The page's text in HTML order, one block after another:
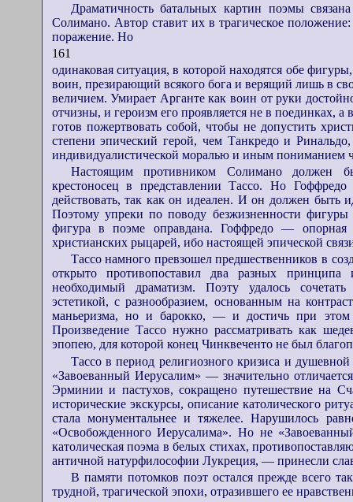
Драматичность батальных картин поэмы
Солимано. Автор ставит их в трагическое
поражение. Но
161
одинаковая ситуация, в которой находятся обе
воин, презирающий всякого бога и верящий лишь в
величием. Умирает Арганте как воин от руки
отчизны, и героизм его проявляется не в поединках,
готов пожертвовать собой, чтобы не допустить
степени эпический герой, чем Танкредо и
индивидуалистической моралью и иным пониманием
Настоящим противником Солимано должен
крестоносец в представлении Тассо. Но
действовать, так как он идеален. И он должен быть
Поэтому упреки по поводу безжизненности фигуры
фигура в поэме оправдана. Гоффредо —
христианских рыцарей, ибо настоящей эпической
Тассо намного превзошел предшественников в
открыто противопоставил два разных принципа
необходимый драматизм. Поэту удалось
эстетикой, с разнообразием, основанным на
маньеризма, но и барокко, — и достичь при этом
Произведение Тассо нужно рассматривать как
эпопею, для которой конец Чинквеченто не был
Тассо в период религиозного кризиса и
«Завоеванный Иерусалим» — значительно
Эрминии и пастухов, сокращено путешествие на
исторические экскурсы, описание католического
стала монументальнее и тяжелее. Нарушилось
«Освобожденного Иерусалима». Но не
католическая поэма в белых стихах,
античной натурфилософии Лукреция, — принесли
В памяти потомков поэт остался прежде всего
трудной, трагической эпохи, отразившего ее